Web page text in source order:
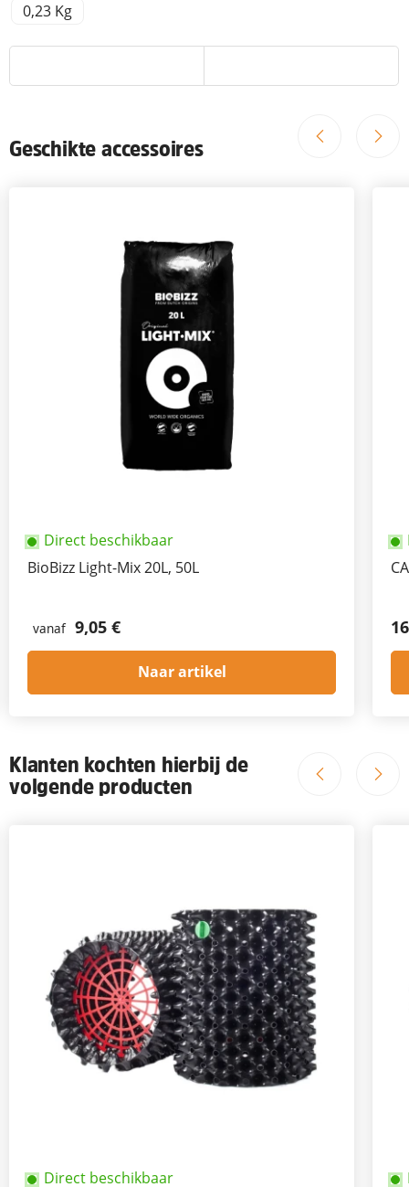
0,23 Kg
Geschikte accessoires
Direct beschikbaar
BioBizz Light-Mix 20L, 50L
vanaf 9,05 €
Naar artikel
Klanten kochten hierbij de
volgende producten
Direct beschikbaar